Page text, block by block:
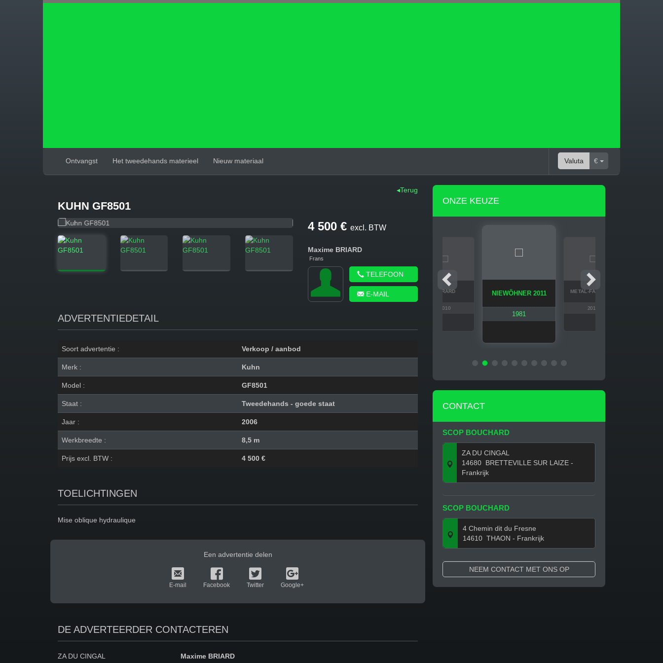
Valuta €
Ontvangst Het tweedehands materieel Nieuw materiaal
◂Terug
KUHN GF8501
4 500 € excl. BTW
Maxime BRIARD
Frans
TELEFOON
E-MAIL
ADVERTENTIEDETAIL
Soort advertentie : Verkoop / aanbod
Merk : Kuhn
Model : GF8501
Staat : Tweedehands - goede staat
Jaar : 2006
Werkbreedte : 8,5 m
Prijs excl. BTW : 4 500 €
TOELICHTINGEN
Mise oblique hydraulique
Een advertentie delen
E-mail Facebook Twitter Google+
DE ADVERTEERDER CONTACTEREN
ZA DU CINGAL
Maxime BRIARD
ONZE KEUZE
MASSEY FERGUSON
PÖTTINGER EUROHIT
91...
EVRARD
2010
NIEWÖHNER 2011
1981
METAL-FACH U710
2010
CONTACT
SCOP BOUCHARD
ZA DU CINGAL
14680 BRETTEVILLE SUR LAIZE-
Frankrijk
SCOP BOUCHARD
4 Chemin dit du Fresne
14610 THAON - Frankrijk
NEEM CONTACT MET ONS OP